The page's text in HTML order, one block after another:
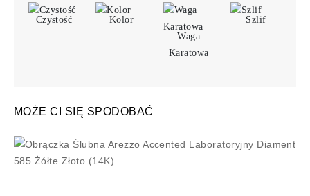
Czystość
Kolor
Waga
Karatowa
Szlif
MOŻE CI SIĘ SPODOBAĆ